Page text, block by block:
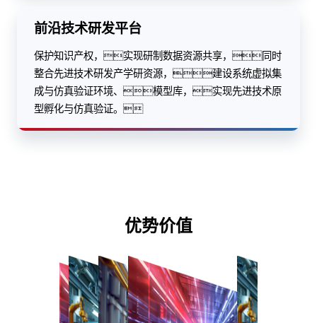
前沿技术研发平台
保护知识产权，实现研制数据资源共享，同时
整合先进技术研发产学研资源，建设系统虚拟集
成与仿真验证环境、模型库，实现先进技术原
型孵化与仿真验证。
优势价值